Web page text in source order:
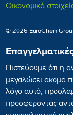
Οικονομικά
© 2026 EuroChem
Πιστεύουμε ότι η
μεγαλώσει ακόμα
λόγο αυτό,
προσφέροντας